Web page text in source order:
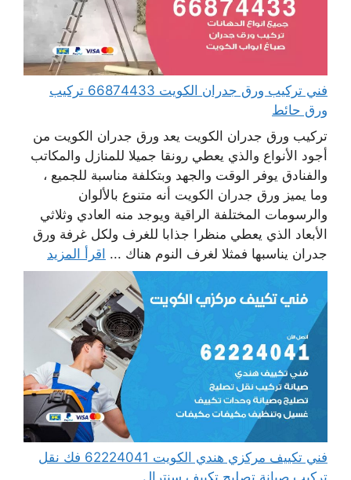
فني تركيب ورق جدران الكويت 66874433 تركيب
ورق حائط
تركيب ورق جدران الكويت يعد ورق جدران الكويت من
أجود الأنواع والذي يعطي رونقا جميلا للمنازل والمكاتب
والفنادق يوفر الوقت والجهد وبتكلفة مناسبة للجميع ،
وما يميز ورق جدران الكويت أنه متنوع بالألوان
والرسومات المختلفة الراقية ويوجد منه العادي وثلاثي
الأبعاد الذي يعطي منظرا جذابا للغرف ولكل غرفة ورق
جدران يناسبها فمثلا لغرف النوم هناك ... اقرأ المزيد
فني تكييف مركزي هندي الكويت 62224041 فك نقل